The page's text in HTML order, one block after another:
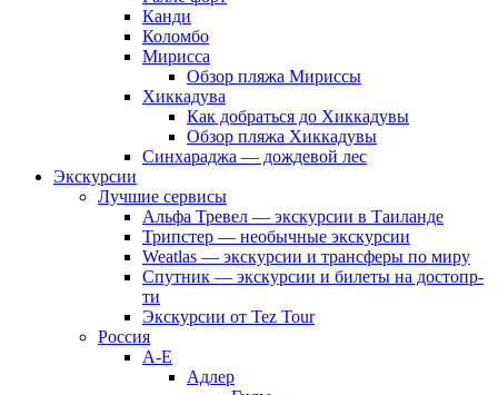
Канди
Коломбо
Мирисса
Обзор пляжа Мириссы
Хиккадува
Как добраться до Хиккадувы
Обзор пляжа Хиккадувы
Синхараджа — дождевой лес
Экскурсии
Лучшие сервисы
Альфа Тревел — экскурсии в Таиланде
Трипстер — необычные экскурсии
Weatlas — экскурсии и трансферы по миру
Спутник — экскурсии и билеты на достопр-
ти
Экскурсии от Tez Tour
Россия
А-Е
Адлер